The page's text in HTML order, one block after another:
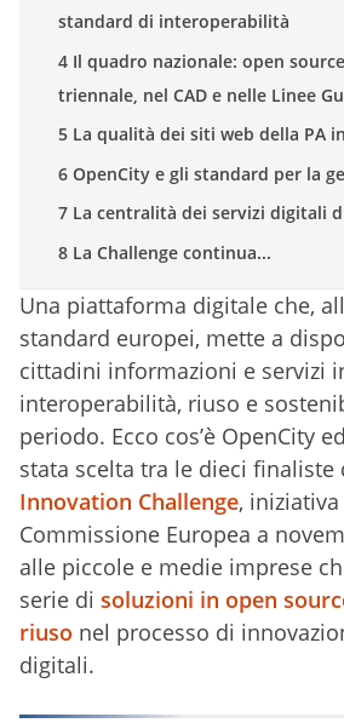
standard di interoperabilità
4 Il quadro nazionale: open
triennale, nel CAD e nelle Linee
5 La qualità dei siti web della PA
6 OpenCity e gli standard per la
7 La centralità dei servizi digitali
8 La Challenge continua...
Una piattaforma digitale che,
standard europei, mette a
cittadini informazioni e servizi
interoperabilità, riuso e
periodo. Ecco cos’è OpenCity
stata scelta tra le dieci finaliste
Innovation Challenge,
Commissione Europea a
alle piccole e medie imprese
serie di soluzioni in open
riuso nel processo di
digitali.